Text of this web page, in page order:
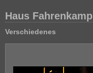
Haus Fahrenkamp
Verschiedenes